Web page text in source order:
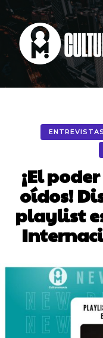
¡El
oídos!
playlist